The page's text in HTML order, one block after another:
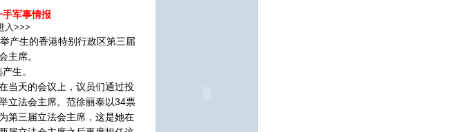
手军事情报
入>>>
生的香港特别行政区第三届
主席。
生。
天的会议上，议员们通过投
立法会主席。范徐丽泰以34票
第三届立法会主席，这是她在